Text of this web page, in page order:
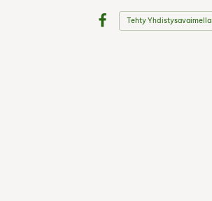
Tehty Yhdistysavaimella